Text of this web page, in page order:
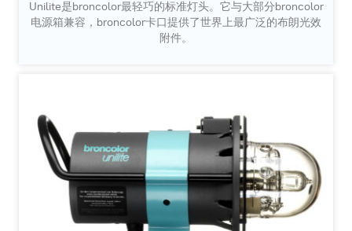
Unilite是broncolor最轻巧的标准灯头。它与大部分broncolor
电源箱兼容，broncolor卡口提供了世界上最广泛的布朗光效
附件。